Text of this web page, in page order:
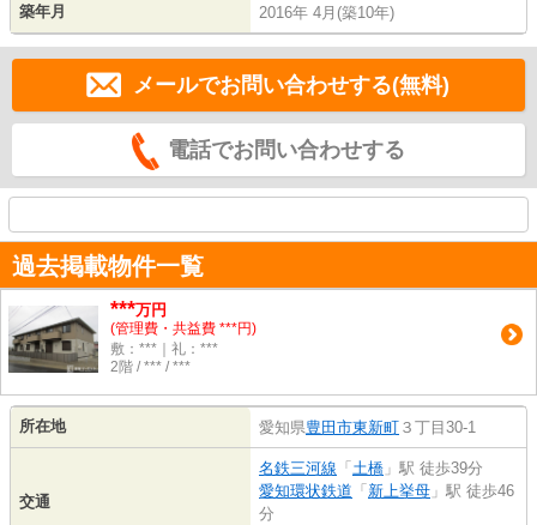
築年月 2016年 4月(築10年)
メールでお問い合わせする(無料)
電話でお問い合わせする
過去掲載物件一覧
***万円
(管理費・共益費 ***円)
敷：***｜礼：***
2階 / *** / ***
所在地 愛知県豊田市東新町 ３丁目30-1
交通
名鉄三河線 「 土橋 」駅 徒歩39分
愛知環状鉄道 「 新上挙母 」駅 徒歩46
分